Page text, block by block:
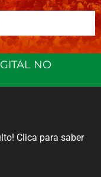
NO
Clica para saber